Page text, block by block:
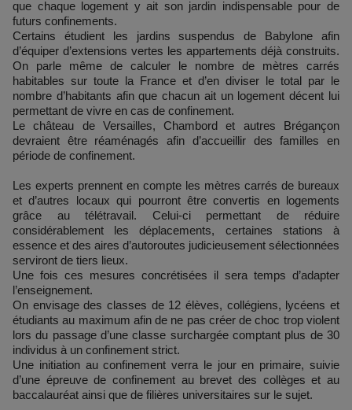
que chaque logement y ait son jardin indispensable pour de
futurs confinements.
Certains étudient les jardins suspendus de Babylone afin
d’équiper d’extensions vertes les appartements déjà construits.
On parle même de calculer le nombre de mètres carrés
habitables sur toute la France et d’en diviser le total par le
nombre d’habitants afin que chacun ait un logement décent lui
permettant de vivre en cas de confinement.
Le château de Versailles, Chambord et autres Brégançon
devraient être réaménagés afin d’accueillir des familles en
période de confinement.
Les experts prennent en compte les mètres carrés de bureaux
et d’autres locaux qui pourront être convertis en logements
grâce au télétravail. Celui-ci permettant de réduire
considérablement les déplacements, certaines stations à
essence et des aires d’autoroutes judicieusement sélectionnées
serviront de tiers lieux.
Une fois ces mesures concrétisées il sera temps d’adapter
l’enseignement.
On envisage des classes de 12 élèves, collégiens, lycéens et
étudiants au maximum afin de ne pas créer de choc trop violent
lors du passage d’une classe surchargée comptant plus de 30
individus à un confinement strict.
Une initiation au confinement verra le jour en primaire, suivie
d’une épreuve de confinement au brevet des collèges et au
baccalauréat ainsi que de filières universitaires sur le sujet.